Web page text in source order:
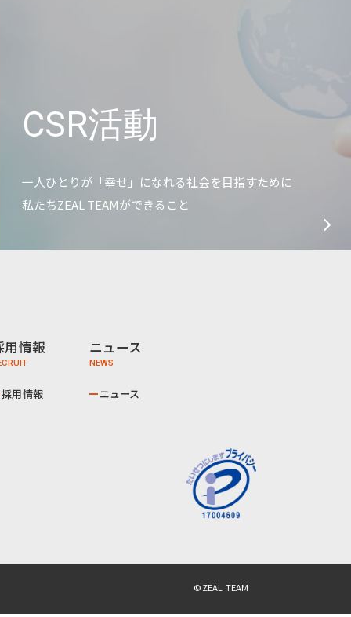
CSR活動
一人ひとりが「幸せ」になれる社会を目指すために
私たちZEAL TEAMができること
用情報
採用情報
ニュース
ニュース
©ZEAL TEAM